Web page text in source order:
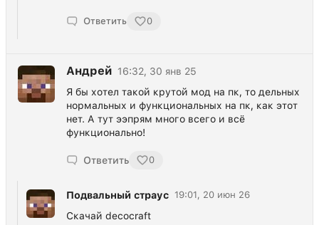
Ответить 0
Андрей 16:32, 30 янв 25
Я бы хотел такой крутой мод на пк, то дельных
нормальных и функциональных на пк, как этот
нет. А тут ээпрям много всего и всё
функционально!
Ответить 0
Подвальный страус 19:01, 20 июн 26
Скачай decocraft